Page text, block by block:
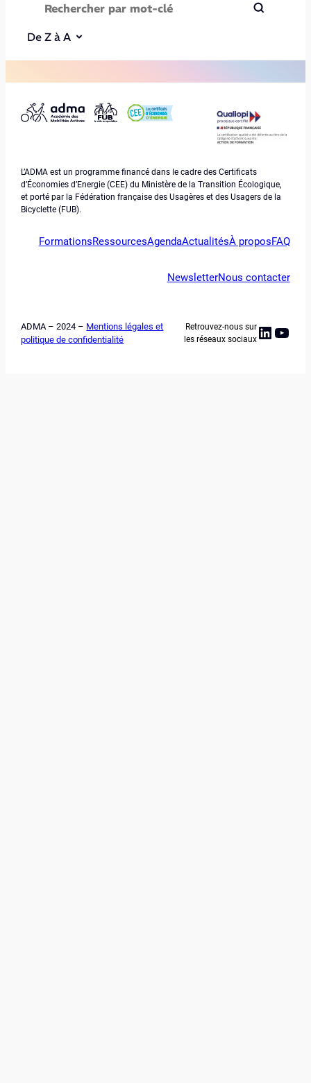
De Z à A
L’ADMA est un programme financé dans le cadre des Certificats
d’Économies d’Energie (CEE) du Ministère de la Transition Écologique,
et porté par la Fédération française des Usagères et des Usagers de la
Bicyclette (FUB).
FormationsRessourcesAgendaActualitésÀ proposFAQ
NewsletterNous contacter
ADMA – 2024 – Mentions légales et
politique de confidentialité
Retrouvez-nous sur
les réseaux sociaux